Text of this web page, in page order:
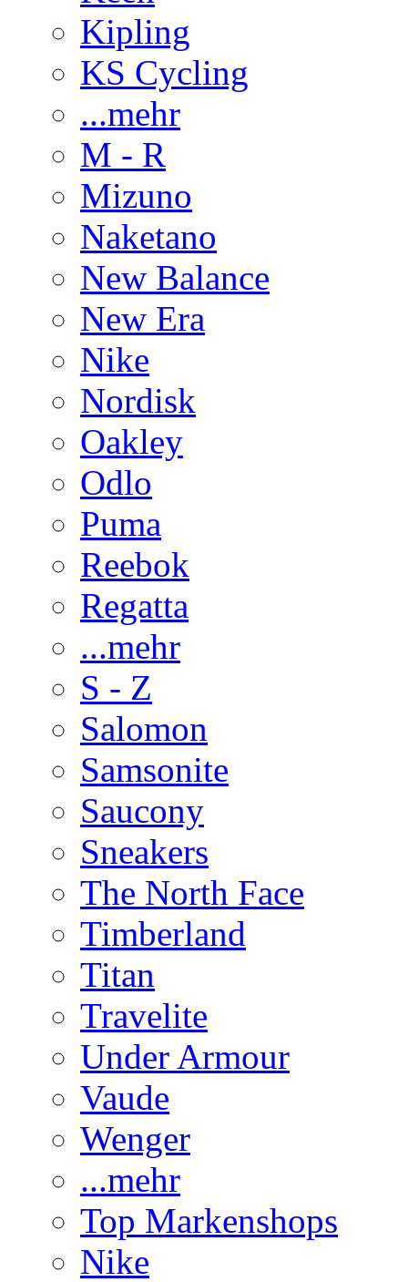
Kipling
KS Cycling
...mehr
M - R
Mizuno
Naketano
New Balance
New Era
Nike
Nordisk
Oakley
Odlo
Puma
Reebok
Regatta
...mehr
S - Z
Salomon
Samsonite
Saucony
Sneakers
The North Face
Timberland
Titan
Travelite
Under Armour
Vaude
Wenger
...mehr
Top Markenshops
Nike